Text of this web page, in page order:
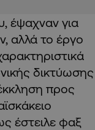
έψαχναν για
αλλά το έργο
δικτύωσης
προς
έστειλε φαξ